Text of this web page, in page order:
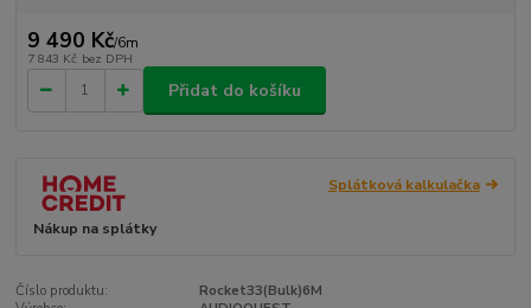
9 490 Kč/6m
7 843 Kč bez DPH
Přidat do košíku
Splátková kalkulačka
Nákup na splátky
Číslo produktu:
Rocket33(Bulk)6M